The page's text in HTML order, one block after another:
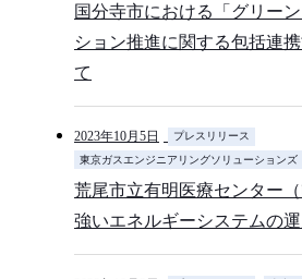
国分寺市における「グリー
ション推進に関する包括連
て
2023年10月5日
プレスリリース
東京ガスエンジニアリングソリューションズ
荒尾市立有明医療センター
強いエネルギーシステムの